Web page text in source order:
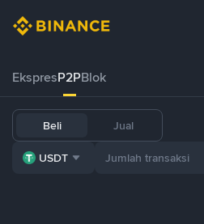
EkspresP2PBlok
Beli Jual
USDT